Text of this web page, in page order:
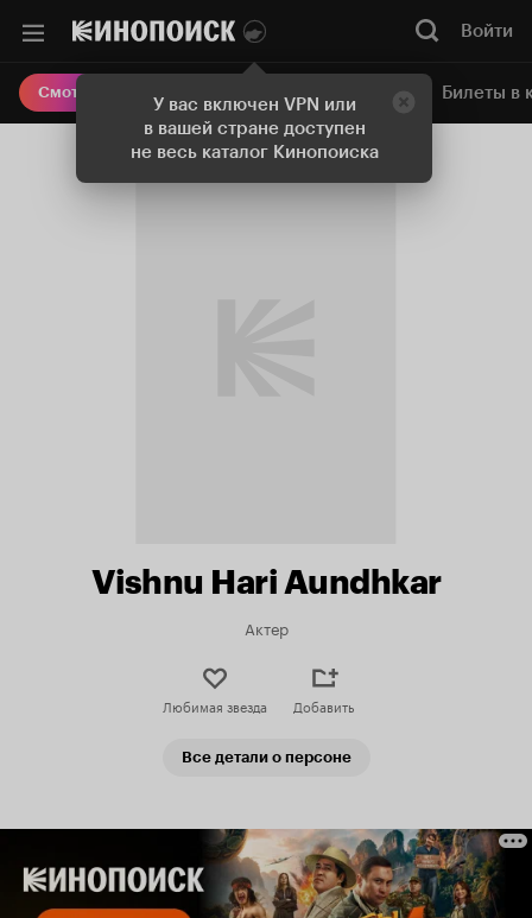
У вас включен VPN или
в вашей стране доступен
не весь каталог Кинопоиска
Войти
Смотреть кино Онлайн-кинотеатр Билеты в
Vishnu Hari Aundhkar
Актер
Любимая звезда Добавить
Все детали о персоне